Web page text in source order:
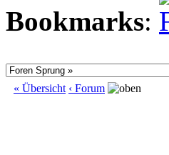
Bookmarks:
« Übersicht ‹ Forum